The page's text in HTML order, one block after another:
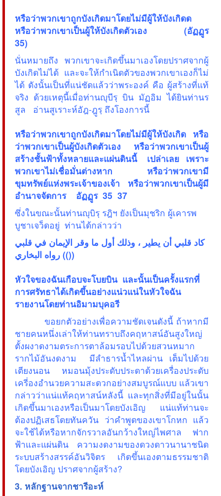
หรือว่าพวกเขาถูกบังเกิดมาโดยไม่มีผู้ให้บังเกิดด
หรือว่าพวกเขาเป็นผู้ให้บังเกิดตัวเอง (อัฏฏูร
35)
นั่นหมายถึง พวกเขาจะเกิดขึ้นมาเองโดยปราศจากผู้
บังเกิดไม่ได้ และจะให้กำเนิดตัวของพวกเขาเองก็ไม่
ได้ ดังนั้นเป็นที่แน่ชัดแล้วว่าพระองค์ คือ ผู้สร้างที่แท้
จริง ด้วยเหตุนี้เมื่อท่านญุบีรฺ บิน มัฏอิม ได้ยินท่านร
สูล อ่านสูเราะห์อัฎ-ฎูรฺ ถึงโองการนี้
หรือว่าพวกเขาถูกบังเกิดมาโดยไม่มีผู้ให้บังเกิด หรือ
ว่าพวกเขาเป็นผู้บังเกิดตัวเอง หรือว่าพวกเขาเป็นผู้
สร้างชั้นฟ้าทั้งหลายและแผ่นดินนี้ เปล่าเลย เพราะ
พวกเขาไม่เชื่อมั่นต่างหาก หรือว่าพวกเขามี
ขุมทรัพย์แห่งพระเจ้าของเจ้า หรือว่าพวกเขาเป็นผู้มี
อำนาจจัดการ อัฏฏูร 35  37
ซึ่งในขณะนั้นท่านญุบิรฺ รฎิฯ ยังเป็นมุชริก ผู้เคารพ
บูชาเจว็ดอยู่ ท่านได้กล่าวว่า
كاد قلبي أن يطير ، وذلك أول ما وقر الإيمان في قلبي
)) رواه البخاري))
หัวใจของฉันเกือบจะโบยบิน และนั้นเป็นครั้งแรกที่
การศรัทธาได้เกิดขึ้นอย่างแน่วแน่ในหัวใจฉัน
รายงานโดยท่านอิมามบุคอรี
ขอยกตัวอย่างเพื่อความชัดเจนดังนี้ ถ้าหากมี
ชายคนหนึ่งเล่าให้ท่านทราบถึงคฤหาสน์อันสูงใหญ่
ตั้งผงาดงามตระการตาล้อมรอบไปด้วยสวนหมาก
รากไม้อันงดงาม มีลำธารน้ำไหลผ่าน เต็มไปด้วย
เตียงนอน หมอนมุ้งประดับประดาด้วยเครื่องประดับ
เครี่องอำนวยความสะดวกอย่างสมบูรณ์แบบ แล้วเขา
กล่าวว่าแน่แท้คฤหาสน์หลังนี้ และทุกสิ่งที่มีอยู่ในนั้น
เกิดขึ้นมาเองหรือเป็นมาโดยบังเอิญ แน่แท้ท่านจะ
ต้องปฏิเสธโดยทันควัน ว่าคำพูดของเขาโกหก แล้ว
จะใช้ได้หรือหากจักรวาลอันกว้างใหญ่ไพศาล ฟาก
ฟ้าและแผ่นดิน ความงดงามของดวงดาวนานาชนิด
ระบบสร้างสรรค์อันวิจิตร เกิดขึ้นเองตามธรรมชาติ
โดยบังเอิญ ปราศจากผู้สร้าง?
3. หลักฐานจากชารีอะห์